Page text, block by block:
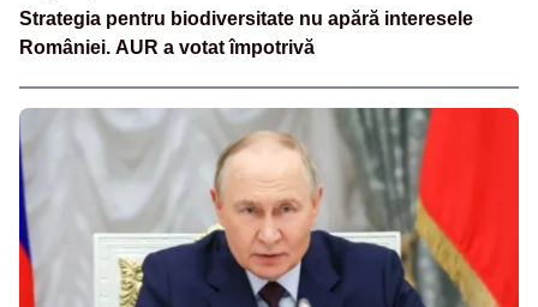
Strategia pentru biodiversitate nu apără interesele
României. AUR a votat împotrivă